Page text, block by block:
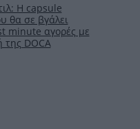
Η capsule
θα σε βγάλει
minute αγορές με
DOCA